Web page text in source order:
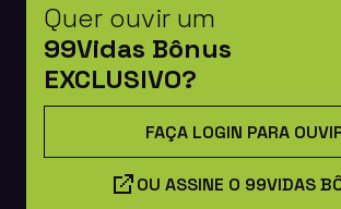
Quer ouvir um
99Vidas Bônus
EXCLUSIVO?
FAÇA LOGIN PARA
OU ASSINE O 99VIDAS